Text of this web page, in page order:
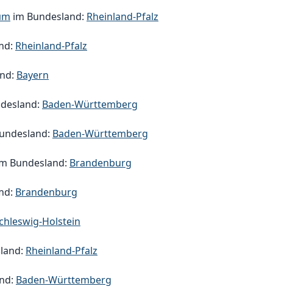
im Bundesland: Rheinland-Pfalz
Rheinland-Pfalz
Bayern
Baden-Württemberg
Baden-Württemberg
Bundesland: Brandenburg
Brandenburg
Holstein
Rheinland-Pfalz
Baden-Württemberg